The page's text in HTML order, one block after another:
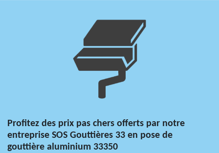
Profitez des prix pas chers offerts par notre
entreprise SOS Gouttières 33 en pose de
gouttière aluminium 33350